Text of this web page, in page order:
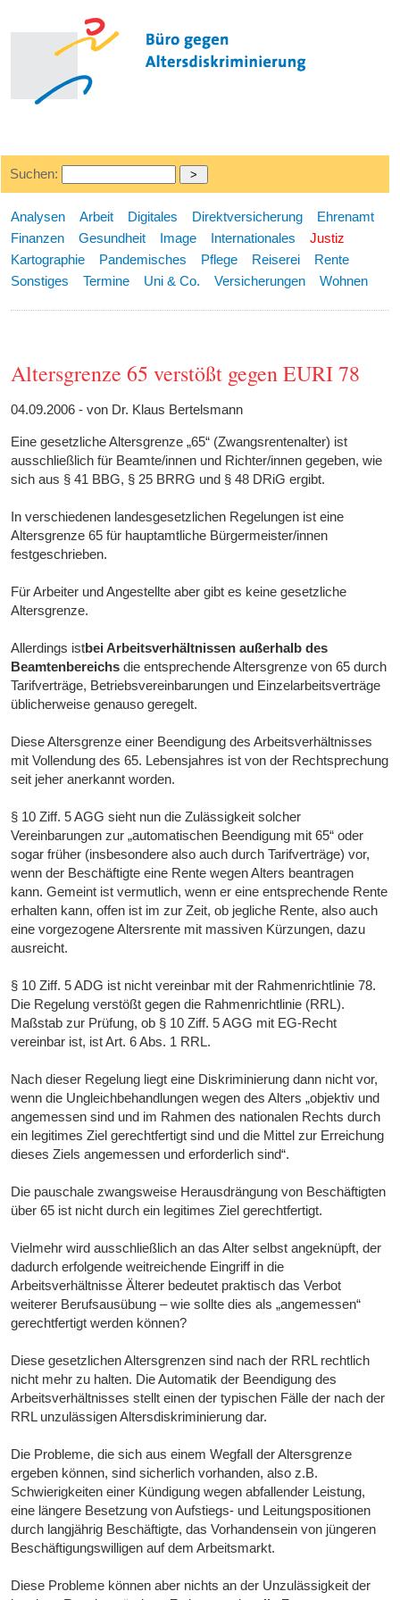
Suchen:
Analysen Arbeit Digitales Direktversicherung
Ehrenamt
Finanzen
Gesundheit Image Internationales
Justiz
Kartographie
Pandemisches Pflege Reiserei
Rente
Sonstiges
Termine Uni & Co. Versicherungen Wohnen
Altersgrenze 65 verstößt gegen EURI 78
04.09.2006 - von Dr. Klaus Bertelsmann
Eine gesetzliche Altersgrenze „65“ (Zwangsrentenalter) ist
ausschließlich für Beamte/innen und Richter/innen gegeben, wie
sich aus § 41 BBG, § 25 BRRG und § 48 DRiG ergibt.
In verschiedenen landesgesetzlichen Regelungen ist eine
Altersgrenze 65 für hauptamtliche Bürgermeister/innen
festgeschrieben.
Für Arbeiter und Angestellte aber gibt es keine gesetzliche
Altersgrenze.
Allerdings istbei Arbeitsverhältnissen außerhalb des
Beamtenbereichs die entsprechende Altersgrenze von 65 durch
Tarifverträge, Betriebsvereinbarungen und Einzelarbeitsverträge
üblicherweise genauso geregelt.
Diese Altersgrenze einer Beendigung des Arbeitsverhältnisses
mit Vollendung des 65. Lebensjahres ist von der Rechtsprechung
seit jeher anerkannt worden.
§ 10 Ziff. 5 AGG sieht nun die Zulässigkeit solcher
Vereinbarungen zur „automatischen Beendigung mit 65“ oder
sogar früher (insbesondere also auch durch Tarifverträge) vor,
wenn der Beschäftigte eine Rente wegen Alters beantragen
kann. Gemeint ist vermutlich, wenn er eine entsprechende Rente
erhalten kann, offen ist im zur Zeit, ob jegliche Rente, also auch
eine vorgezogene Altersrente mit massiven Kürzungen, dazu
ausreicht.
§ 10 Ziff. 5 ADG ist nicht vereinbar mit der Rahmenrichtlinie 78.
Die Regelung verstößt gegen die Rahmenrichtlinie (RRL).
Maßstab zur Prüfung, ob § 10 Ziff. 5 AGG mit EG-Recht
vereinbar ist, ist Art. 6 Abs. 1 RRL.
Nach dieser Regelung liegt eine Diskriminierung dann nicht vor,
wenn die Ungleichbehandlungen wegen des Alters „objektiv und
angemessen sind und im Rahmen des nationalen Rechts durch
ein legitimes Ziel gerechtfertigt sind und die Mittel zur Erreichung
dieses Ziels angemessen und erforderlich sind“.
Die pauschale zwangsweise Herausdrängung von Beschäftigten
über 65 ist nicht durch ein legitimes Ziel gerechtfertigt.
Vielmehr wird ausschließlich an das Alter selbst angeknüpft, der
dadurch erfolgende weitreichende Eingriff in die
Arbeitsverhältnisse Älterer bedeutet praktisch das Verbot
weiterer Berufsausübung – wie sollte dies als „angemessen“
gerechtfertigt werden können?
Diese gesetzlichen Altersgrenzen sind nach der RRL rechtlich
nicht mehr zu halten. Die Automatik der Beendigung des
Arbeitsverhältnisses stellt einen der typischen Fälle der nach der
RRL unzulässigen Altersdiskriminierung dar.
Die Probleme, die sich aus einem Wegfall der Altersgrenze
ergeben können, sind sicherlich vorhanden, also z.B.
Schwierigkeiten einer Kündigung wegen abfallender Leistung,
eine längere Besetzung von Aufstiegs- und Leitungspositionen
durch langjährig Beschäftigte, das Vorhandensein von jüngeren
Beschäftigungswilligen auf dem Arbeitsmarkt.
Diese Probleme können aber nichts an der Unzulässigkeit der